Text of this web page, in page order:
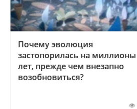
Почему эволюция
застопорилась на миллионы
лет, прежде чем внезапно
возобновиться?